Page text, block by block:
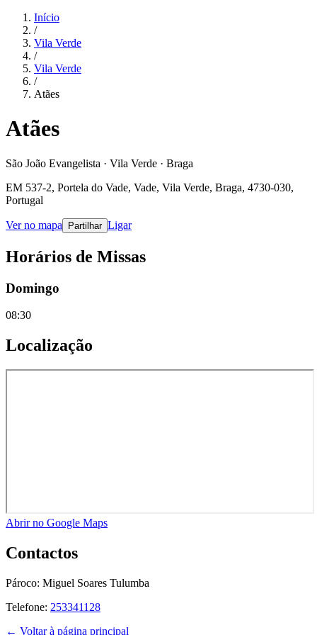
Início
/
Vila Verde
/
Vila Verde
/
Atães
Atães
São João Evangelista · Vila Verde · Braga
EM 537-2, Portela do Vade, Vade, Vila Verde, Braga, 4730-030,
Portugal
Ver no mapa Partilhar Ligar
Horários de Missas
Domingo
08:30
Localização
Abrir no Google Maps
Contactos
Pároco: Miguel Soares Tulumba
Telefone: 253341128
← Voltar à página principal